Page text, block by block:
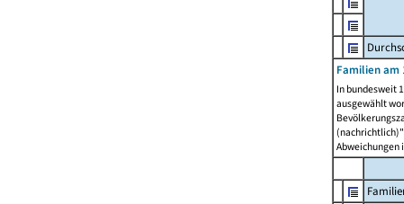
Familien am
In bundesweit
ausgewählt
Abweichungen